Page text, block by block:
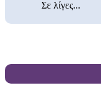
Σε λίγες...